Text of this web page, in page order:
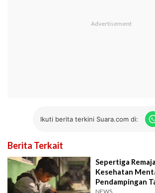
Ikuti berita terkini Suara.com di:
Berita Terkait
Sepertiga
Kesehatan
Pendampingan
NEWS